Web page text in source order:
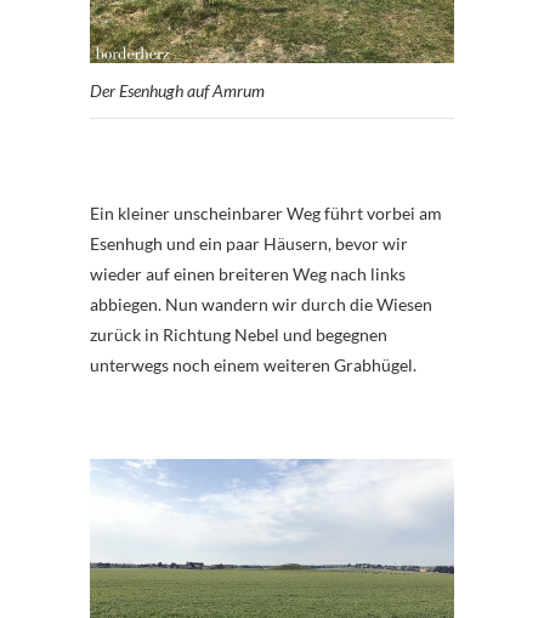
Der Esenhugh auf Amrum
Ein kleiner unscheinbarer Weg führt vorbei am
Esenhugh und ein paar Häusern, bevor wir
wieder auf einen breiteren Weg nach links
abbiegen. Nun wandern wir durch die Wiesen
zurück in Richtung Nebel und begegnen
unterwegs noch einem weiteren Grabhügel.